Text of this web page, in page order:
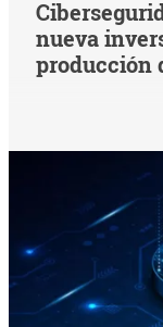
nueva
producción